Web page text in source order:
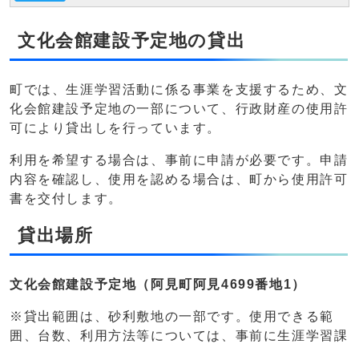
文化会館建設予定地の貸出
町では、生涯学習活動に係る事業を支援するため、文
化会館建設予定地の一部について、行政財産の使用許
可により貸出しを行っています。
利用を希望する場合は、事前に申請が必要です。申請
内容を確認し、使用を認める場合は、町から使用許可
書を交付します。
貸出場所
文化会館建設予定地（阿見町阿見4699番地1）
※貸出範囲は、砂利敷地の一部です。使用できる範
囲、台数、利用方法等については、事前に生涯学習課